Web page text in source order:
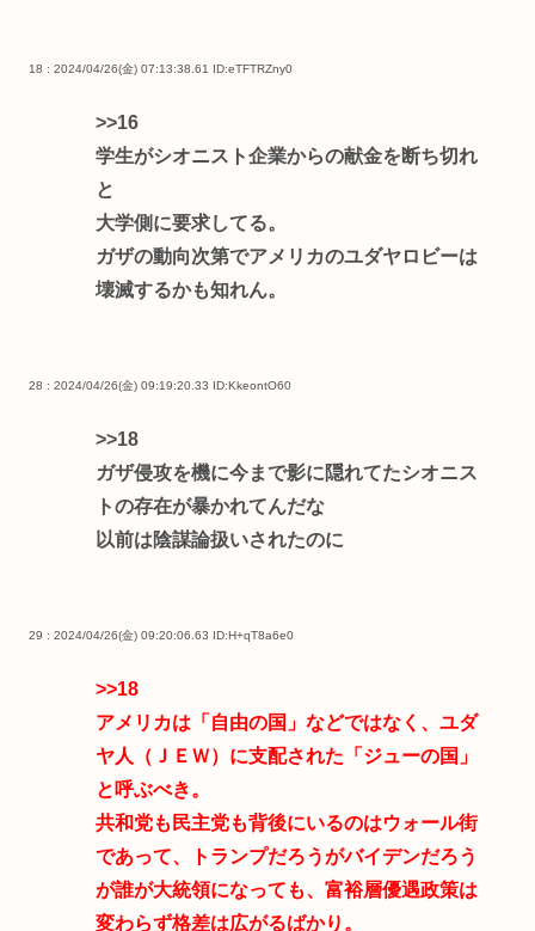
18 : 2024/04/26(金) 07:13:38.61 ID:eTFTRZny0
>>16
学生がシオニスト企業からの献金を断ち切れ
と
大学側に要求してる。
ガザの動向次第でアメリカのユダヤロビーは
壊滅するかも知れん。
28 : 2024/04/26(金) 09:19:20.33 ID:KkeontO60
>>18
ガザ侵攻を機に今まで影に隠れてたシオニス
トの存在が暴かれてんだな
以前は陰謀論扱いされたのに
29 : 2024/04/26(金) 09:20:06.63 ID:H+qT8a6e0
>>18
アメリカは「自由の国」などではなく、ユダ
ヤ人（ＪＥＷ）に支配された「ジューの国」
と呼ぶべき。
共和党も民主党も背後にいるのはウォール街
であって、トランプだろうがバイデンだろう
が誰が大統領になっても、富裕層優遇政策は
変わらず格差は広がるばかり。